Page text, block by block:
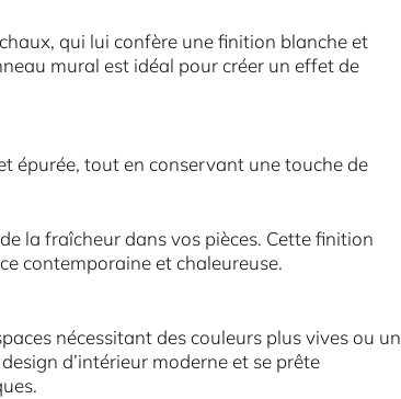
qui lui confère une finition blanche et
mural est idéal pour créer un effet de
épurée, tout en conservant une touche de
la fraîcheur dans vos pièces. Cette finition
contemporaine et chaleureuse.
nécessitant des couleurs plus vives ou un
d’intérieur moderne et se prête